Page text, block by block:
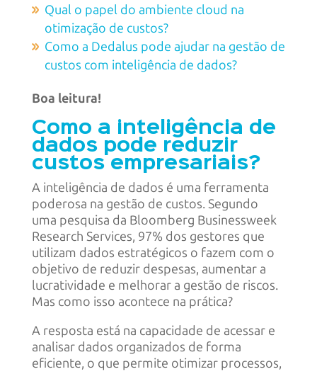
Qual o papel do ambiente cloud na
otimização de custos?
Como a Dedalus pode ajudar na gestão de
custos com inteligência de dados?
Boa leitura!
Como a inteligência de
dados pode reduzir
custos empresariais?
A inteligência de dados é uma ferramenta
poderosa na gestão de custos. Segundo
uma pesquisa da Bloomberg Businessweek
Research Services, 97% dos gestores que
utilizam dados estratégicos o fazem com o
objetivo de reduzir despesas, aumentar a
lucratividade e melhorar a gestão de riscos.
Mas como isso acontece na prática?
A resposta está na capacidade de acessar e
analisar dados organizados de forma
eficiente, o que permite otimizar processos,